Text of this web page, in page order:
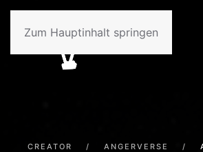
Zum Hauptinhalt springen
CREATOR / ANGERVERSE /